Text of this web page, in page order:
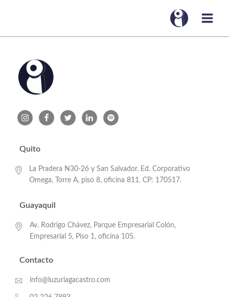
Quito
La Pradera N30-26 y San Salvador. Ed. Corporativo
Omega, Torre A, piso 8, oficina 811. CP: 170517.
Guayaquil
Av. Rodrigo Chávez, Parque Empresarial Colón,
Empresarial 5, Piso 1, oficina 105.
Contacto
info@luzuriagacastro.com